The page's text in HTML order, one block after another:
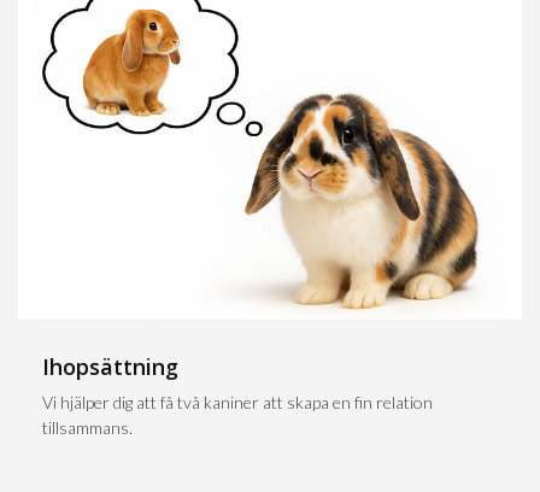
Ihopsättning
Vi hjälper dig att få två kaniner att skapa en fin relation
tillsammans.